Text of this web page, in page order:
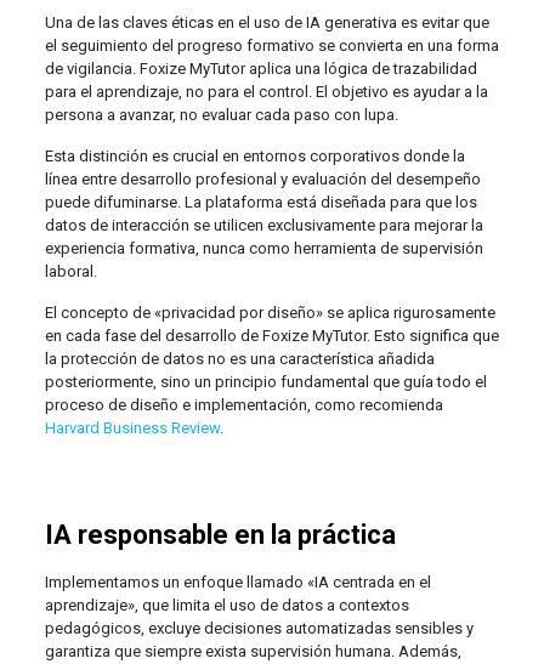
Una de las claves éticas en el uso de IA generativa es evitar que
el seguimiento del progreso formativo se convierta en una forma
de vigilancia. Foxize MyTutor aplica una lógica de trazabilidad
para el aprendizaje, no para el control. El objetivo es ayudar a la
persona a avanzar, no evaluar cada paso con lupa.
Esta distinción es crucial en entornos corporativos donde la
línea entre desarrollo profesional y evaluación del desempeño
puede difuminarse. La plataforma está diseñada para que los
datos de interacción se utilicen exclusivamente para mejorar la
experiencia formativa, nunca como herramienta de supervisión
laboral.
El concepto de «privacidad por diseño» se aplica rigurosamente
en cada fase del desarrollo de Foxize MyTutor. Esto significa que
la protección de datos no es una característica añadida
posteriormente, sino un principio fundamental que guía todo el
proceso de diseño e implementación, como recomienda
Harvard Business Review.
IA responsable en la práctica
Implementamos un enfoque llamado «IA centrada en el
aprendizaje», que limita el uso de datos a contextos
pedagógicos, excluye decisiones automatizadas sensibles y
garantiza que siempre exista supervisión humana. Además,